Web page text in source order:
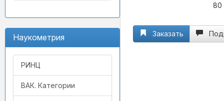
Наукометрия
РИНЦ
ВАК. Категории
80
Заказать